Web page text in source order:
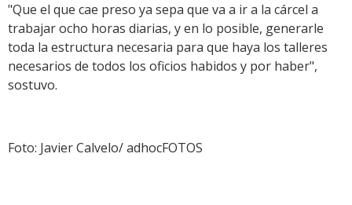
"Que el que cae preso ya sepa que va a ir a la cárcel a
trabajar ocho horas diarias, y en lo posible, generarle
toda la estructura necesaria para que haya los talleres
necesarios de todos los oficios habidos y por haber",
sostuvo.
Foto: Javier Calvelo/ adhocFOTOS